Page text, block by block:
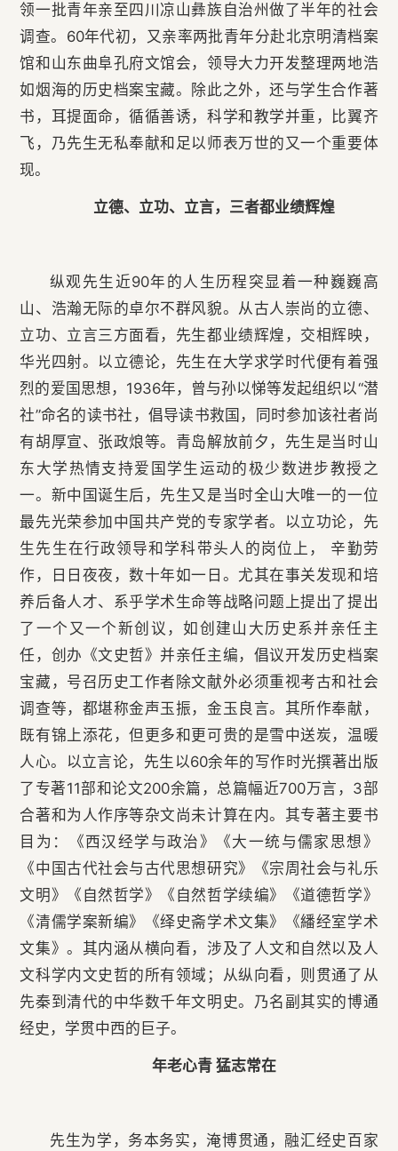
领一批青年亲至四川凉山彝族自治州做了半年的社会
调查。60年代初，又亲率两批青年分赴北京明清档案
馆和山东曲阜孔府文馆会，领导大力开发整理两地浩
如烟海的历史档案宝藏。除此之外，还与学生合作著
书，耳提面命，循循善诱，科学和教学并重，比翼齐
飞，乃先生无私奉献和足以师表万世的又一个重要体
现。
立德、立功、立言，三者都业绩辉煌
纵观先生近90年的人生历程突显着一种巍巍高
山、浩瀚无际的卓尔不群风貌。从古人崇尚的立德、
立功、立言三方面看，先生都业绩辉煌，交相辉映，
华光四射。以立德论，先生在大学求学时代便有着强
烈的爱国思想，1936年，曾与孙以悌等发起组织以“潜
社”命名的读书社，倡导读书救国，同时参加该社者尚
有胡厚宣、张政烺等。青岛解放前夕，先生是当时山
东大学热情支持爱国学生运动的极少数进步教授之
一。新中国诞生后，先生又是当时全山大唯一的一位
最先光荣参加中国共产党的专家学者。以立功论，先
生先生在行政领导和学科带头人的岗位上， 辛勤劳
作，日日夜夜，数十年如一日。尤其在事关发现和培
养后备人才、系乎学术生命等战略问题上提出了提出
了一个又一个新创议，如创建山大历史系并亲任主
任，创办《文史哲》并亲任主编，倡议开发历史档案
宝藏，号召历史工作者除文献外必须重视考古和社会
调查等，都堪称金声玉振，金玉良言。其所作奉献，
既有锦上添花，但更多和更可贵的是雪中送炭，温暖
人心。以立言论，先生以60余年的写作时光撰著出版
了专著11部和论文200余篇，总篇幅近700万言，3部
合著和为人作序等杂文尚未计算在内。其专著主要书
目为：《西汉经学与政治》《大一统与儒家思想》
《中国古代社会与古代思想研究》《宗周社会与礼乐
文明》《自然哲学》《自然哲学续编》《道德哲学》
《清儒学案新编》《绎史斋学术文集》《繙经室学术
文集》。其内涵从横向看，涉及了人文和自然以及人
文科学内文史哲的所有领域；从纵向看，则贯通了从
先秦到清代的中华数千年文明史。乃名副其实的博通
经史，学贯中西的巨子。
年老心青 猛志常在
先生为学，务本务实，淹博贯通，融汇经史百家